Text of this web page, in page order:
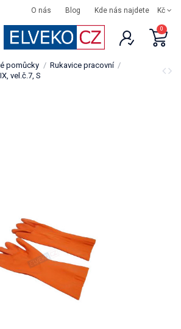
O nás Blog Kde nás najdete Kč
0
pomůcky
Rukavice pracovní
vel.č.7, S